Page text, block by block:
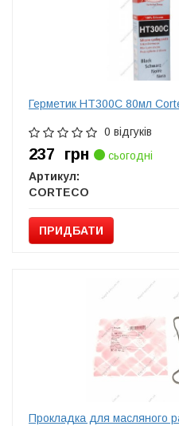
Герметик HT300C 80мл
0 відгуків
237 грн
сьогодні
Артикул:
CORTECO
ПРИДБАТИ
Прокладка для масляного